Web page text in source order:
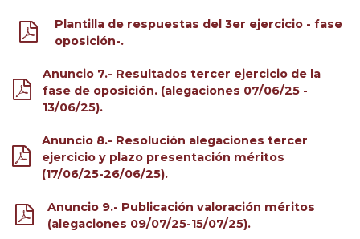
Plantilla de respuestas del 3er ejercicio - fase
oposición-.
Anuncio 7.- Resultados tercer ejercicio de la
fase de oposición. (alegaciones 07/06/25 -
13/06/25).
Anuncio 8.- Resolución alegaciones tercer
ejercicio y plazo presentación méritos
(17/06/25-26/06/25).
Anuncio 9.- Publicación valoración méritos
(alegaciones 09/07/25-15/07/25).